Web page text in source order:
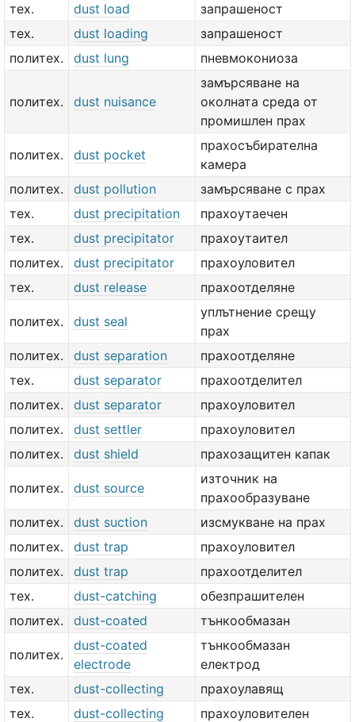
тех.
dust load
запрашеност
тех.
dust loading
запрашеност
политех.
dust lung пневмокониоза
политех. dust nuisance
замърсяване на
околната среда от
промишлен прах
политех. dust pocket
прахосъбирателна
камера
политех.
dust pollution
замърсяване с прах
тех.
dust precipitation
прахоутаечен
тех.
dust precipitator
прахоутаител
политех.
dust precipitator
прахоуловител
тех.
dust release прахоотделяне
политех. dust seal
уплътнение срещу
прах
политех.
dust separation
прахоотделяне
тех.
dust separator
прахоотделител
политех.
dust separator
прахоуловител
политех.
dust settler
прахоуловител
политех.
dust shield прахозащитен капак
политех. dust source
източник на
прахообразуване
политех.
dust suction
изсмукване на прах
политех.
dust trap
прахоуловител
политех.
dust trap
прахоотделител
тех.
dust-catching
обезпрашителен
политех.
dust-coated тънкообмазан
политех.
dust-coated
electrode
тънкообмазан
електрод
тех.
dust-collecting
прахоулавящ
тех.
dust-collecting прахоуловителен